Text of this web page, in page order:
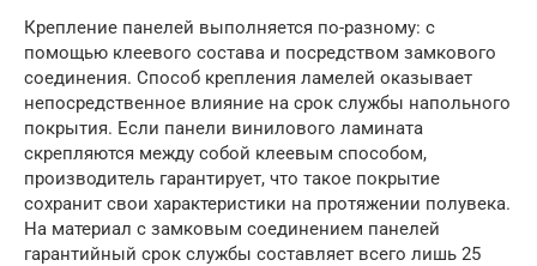
Крепление панелей выполняется по-разному: с
помощью клеевого состава и посредством замкового
соединения. Способ крепления ламелей оказывает
непосредственное влияние на срок службы напольного
покрытия. Если панели винилового ламината
скрепляются между собой клеевым способом,
производитель гарантирует, что такое покрытие
сохранит свои характеристики на протяжении полувека.
На материал с замковым соединением панелей
гарантийный срок службы составляет всего лишь 25